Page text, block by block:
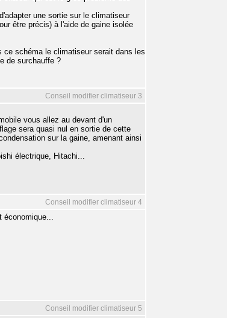
une sortie sur le climatiseur
être précis) à l'aide de gaine isolée
schéma le climatiseur serait dans les
de surchauffe ?
Conseil modifier climatiseur 3
vous allez au devant d'un
sera quasi nul en sortie de cette
sur la gaine, amenant ainsi
électrique, Hitachi...
Conseil modifier climatiseur 4
économique...
Conseil modifier climatiseur 5